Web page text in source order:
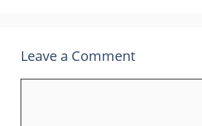
Leave a Comment